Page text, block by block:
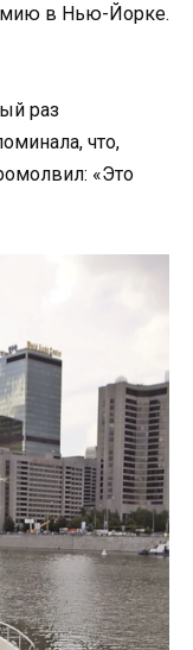
в Нью-Йорке.
раз
что,
«Это